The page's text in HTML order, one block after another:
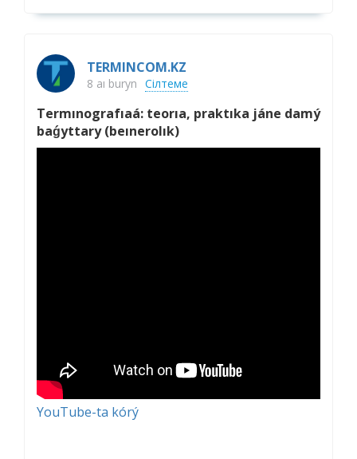
TERMINCOM.KZ
8 aı buryn Сілтеме
Termınografıaá: teorıa, praktıka jáne damý
baǵyttary (beınerolık)
YouTube-ta kórý